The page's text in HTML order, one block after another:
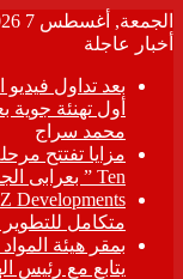
الجمعة, أغسطس 7 2026
أخبار عاجلة
بعد تداول
أول تهنئة
محمد سراج
Ten ” بعرابى الجديدة بمدينة العبور
متكامل
بمقر هيئة
يتابع مع رئيس